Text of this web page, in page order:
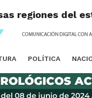
POLÍTICA
regiones del